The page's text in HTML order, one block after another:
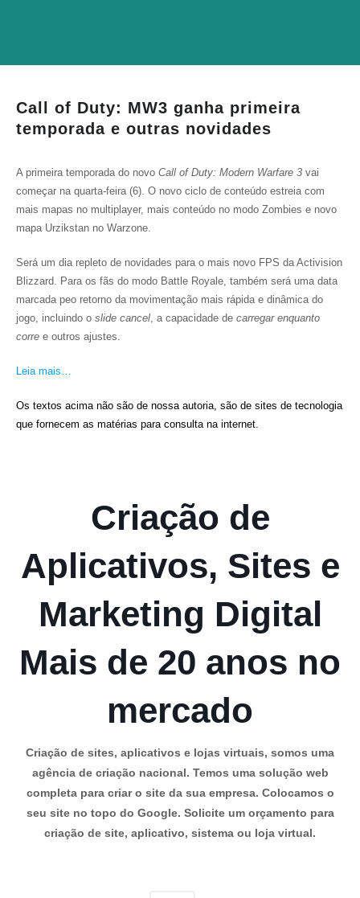
Call of Duty: MW3 ganha primeira
temporada e outras novidades
A primeira temporada do novo Call of Duty: Modern Warfare 3 vai
começar na quarta-feira (6). O novo ciclo de conteúdo estreia com
mais mapas no multiplayer, mais conteúdo no modo Zombies e novo
mapa Urzikstan no Warzone.
Será um dia repleto de novidades para o mais novo FPS da Activision
Blizzard. Para os fãs do modo Battle Royale, também será uma data
marcada peo retorno da movimentação mais rápida e dinâmica do
jogo, incluindo o slide cancel, a capacidade de carregar enquanto
corre e outros ajustes.
Leia mais…
Os textos acima não são de nossa autoria, são de sites de tecnologia
que fornecem as matérias para consulta na internet.
Criação de
Aplicativos, Sites e
Marketing Digital
Mais de 20 anos no
mercado
Criação de sites, aplicativos e lojas virtuais, somos uma
agência de criação nacional. Temos uma solução web
completa para criar o site da sua empresa. Colocamos o
seu site no topo do Google. Solicite um orçamento para
criação de site, aplicativo, sistema ou loja virtual.